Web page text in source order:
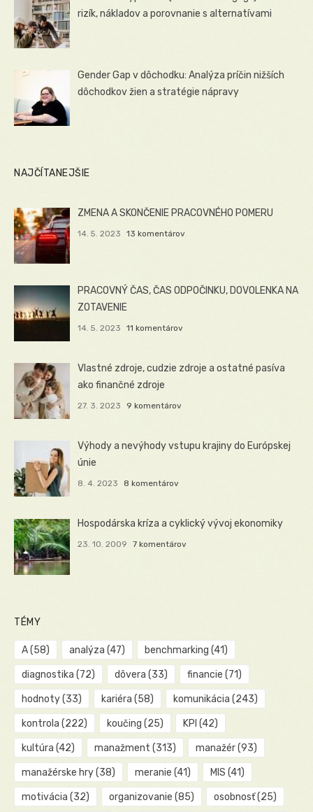
rizík, nákladov a porovnanie s alternatívami
Gender Gap v dôchodku: Analýza príčin nižších
dôchodkov žien a stratégie nápravy
NAJČÍTANEJŠIE
ZMENA A SKONČENIE PRACOVNÉHO POMERU
14. 5. 2023 13 komentárov
PRACOVNÝ ČAS, ČAS ODPOČINKU, DOVOLENKA NA
ZOTAVENIE
14. 5. 2023 11 komentárov
Vlastné zdroje, cudzie zdroje a ostatné pasíva
ako finančné zdroje
27. 3. 2023 9 komentárov
Výhody a nevýhody vstupu krajiny do Európskej
únie
8. 4. 2023 8 komentárov
Hospodárska kríza a cyklický vývoj ekonomiky
23. 10. 2009 7 komentárov
TÉMY
A(58) analýza (47) benchmarking (41)
diagnostika (72) dôvera (33) financie (71)
hodnoty(33) kariéra (58) komunikácia (243)
kontrola (222) koučing (25) KPI (42)
kultúra (42) manažment (313) manažér(93)
manažérske hry(38) meranie (41) MIS (41)
motivácia (32) organizovanie (85) osobnosť(25)